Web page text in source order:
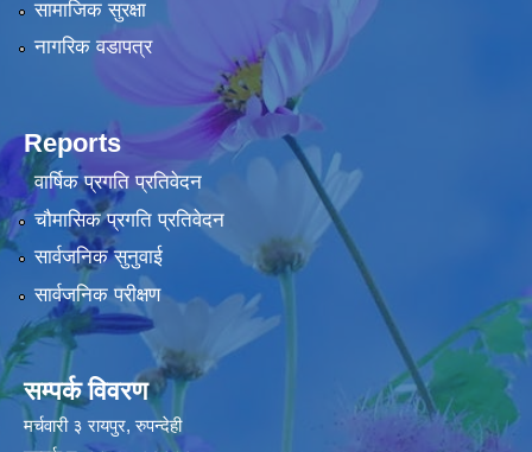
सामाजिक सुरक्षा
नागरिक वडापत्र
Reports
वार्षिक प्रगति प्रतिवेदन
चौमासिक प्रगति प्रतिवेदन
सार्वजनिक सुनुवाई
सार्वजनिक परीक्षण
सम्पर्क विवरण
मर्चवारी ३ रायपुर, रुपन्देही